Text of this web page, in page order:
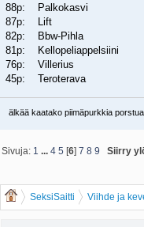
88p: Palkokasvi
87p: Lift
82p: Bbw-Pihla
81p: Kellopeliappelsiini
76p: Villerius
45p: Teroterava
älkää kaatako piimäpurkkia
Sivuja: 1 ...4 5 [6]7 8 9
Siirry
SeksiSaitti Viihde ja
Jalkapallon MM-kisaveikkaus